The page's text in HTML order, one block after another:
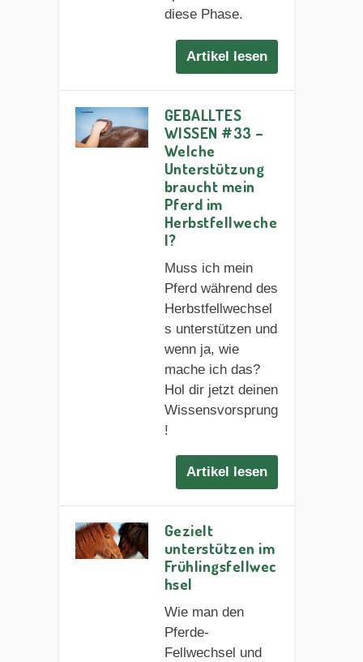
diese Phase.
Artikel lesen
GEBALLTES
WISSEN #33 –
Welche
Unterstützung
braucht mein
Pferd im
Herbstfellweche
l?
Muss ich mein
Pferd während des
Herbstfellwechsel
s unterstützen und
wenn ja, wie
mache ich das?
Hol dir jetzt deinen
Wissensvorsprung
!
Artikel lesen
Gezielt
unterstützen im
Frühlingsfellwec
hsel
Wie man den
Pferde-
Fellwechsel und